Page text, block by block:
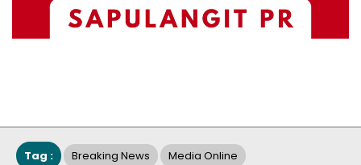
Tag : Breaking News Media Online